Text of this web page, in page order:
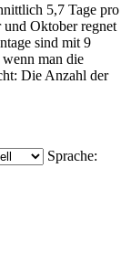
5,7 Tage pro
Oktober regnet
sind mit 9
man die
Die Anzahl der
Sprache: